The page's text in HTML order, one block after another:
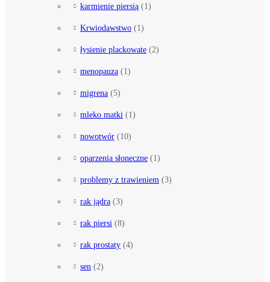
karmienie piersią (1)
Krwiodawstwo (1)
łysienie plackowate (2)
menopauza (1)
migrena (5)
mleko matki (1)
nowotwór (10)
oparzenia słoneczne (1)
problemy z trawieniem (3)
rak jądra (3)
rak piersi (8)
rak prostaty (4)
sen (2)